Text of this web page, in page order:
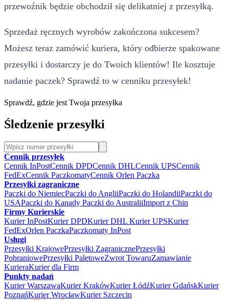
przewoźnik będzie obchodził się delikatniej z przesyłką.
Sprzedaż ręcznych wyrobów zakończona sukcesem?
Możesz teraz zamówić kuriera, który odbierze spakowane
przesyłki i dostarczy je do Twoich klientów! Ile kosztuje
nadanie paczek? Sprawdź to w cenniku przesyłek!
Sprawdź, gdzie jest Twoja przesyłka
Śledzenie przesyłki
Cennik przesyłek
Cennik InPostCennik DPDCennik DHLCennik UPSCennik
FedExCennik PaczkomatyCennik Orlen Paczka
Przesyłki zagraniczne
Paczki do NiemiecPaczki do AngliiPaczki do HolandiiPaczki do
USAPaczki do Kanady Paczki do AustraliiImport z Chin
Firmy Kurierskie
Kurier InPostKurier DPDKurier DHL Kurier UPSKurier
FedExOrlen PaczkaPaczkomaty InPost
Usługi
Przesyłki KrajowePrzesyłki ZagranicznePrzesyłki
PobraniowePrzesyłki PaletoweZwrot TowaruZamawianie
KurieraKurier dla Firm
Punkty nadań
Kurier WarszawaKurier KrakówKurier ŁódźKurier GdańskKurier
PoznańKurier WrocławKurier Szczecin